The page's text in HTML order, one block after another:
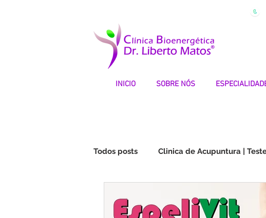
INICIO SOBRE NÓS
Todos posts Clinica de Acupuntura |